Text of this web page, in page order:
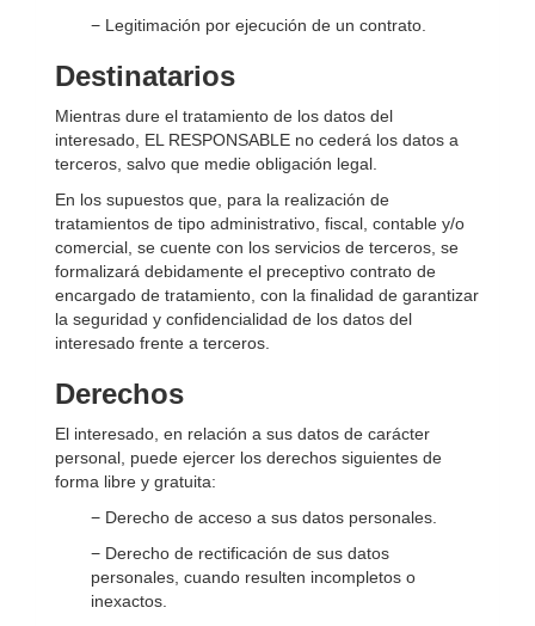
− Legitimación por ejecución de un contrato.
Destinatarios
Mientras dure el tratamiento de los datos del
interesado, EL RESPONSABLE no cederá los datos a
terceros, salvo que medie obligación legal.
En los supuestos que, para la realización de
tratamientos de tipo administrativo, fiscal, contable y/o
comercial, se cuente con los servicios de terceros, se
formalizará debidamente el preceptivo contrato de
encargado de tratamiento, con la finalidad de garantizar
la seguridad y confidencialidad de los datos del
interesado frente a terceros.
Derechos
El interesado, en relación a sus datos de carácter
personal, puede ejercer los derechos siguientes de
forma libre y gratuita:
− Derecho de acceso a sus datos personales.
− Derecho de rectificación de sus datos
personales, cuando resulten incompletos o
inexactos.